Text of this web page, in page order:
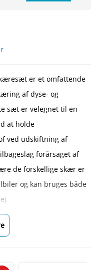
er et omfattende
af dyse- og
sæt er velegnet til en
at holde
ved udskiftning af
forårsaget af
de forskellige skær er
og kan bruges både